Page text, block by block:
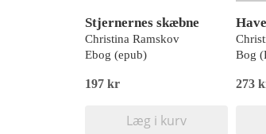
Stjernernes skæbne
Christina Ramskov
Ebog (epub)
197 kr
Læg i kurv
Bog
273